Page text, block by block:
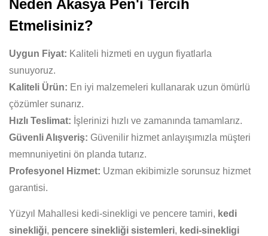
Neden Akasya Pen'i Tercih
Etmelisiniz?
Uygun Fiyat: Kaliteli hizmeti en uygun fiyatlarla
sunuyoruz.
Kaliteli Ürün: En iyi malzemeleri kullanarak uzun ömürlü
çözümler sunarız.
Hızlı Teslimat: İşlerinizi hızlı ve zamanında tamamlarız.
Güvenli Alışveriş: Güvenilir hizmet anlayışımızla müşteri
memnuniyetini ön planda tutarız.
Profesyonel Hizmet: Uzman ekibimizle sorunsuz hizmet
garantisi.
Yüzyıl Mahallesi kedi-sinekligi ve pencere tamiri, kedi
sinekliği, pencere sinekliği sistemleri, kedi-sinekligi